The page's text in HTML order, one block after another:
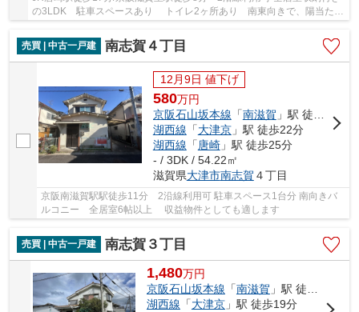
の3LDK 駐車スペースあり トイレ2ヶ所あり 南東向きで、陽当た
売買 | 中古一戸建
南志賀４丁目
12月9日 値下げ
580万円
京阪石山坂本線 「南滋賀 」駅 徒歩11分
湖西線 「大津京」駅 徒歩22分
湖西線 「 唐崎」駅 徒歩25分
- / 3DK / 54.22㎡
滋賀県大津市南志賀 ４丁目
京阪南滋賀駅駅徒歩11分 2沿線利用可 駐車スペース1台分 南向きバ
ルコニー 全居室6帖以上 収益物件としても適します
売買 | 中古一戸建 南志賀３丁目
1,480万円
京阪石山坂本線 「南滋賀 」駅 徒歩4分
湖西線 「大津京」駅 徒歩19分